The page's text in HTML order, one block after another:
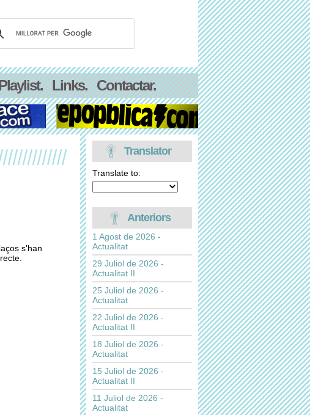
Links. Contactar.
s'han
Translator
Translate to:
Anteriors
1 Agost de 2026 -
Actualitat
29 Juliol de 2026 -
Actualitat II
25 Juliol de 2026 -
Actualitat
22 Juliol de 2026 -
Actualitat II
18 Juliol de 2026 -
Actualitat
15 Juliol de 2026 -
Actualitat II
11 Juliol de 2026 -
Actualitat